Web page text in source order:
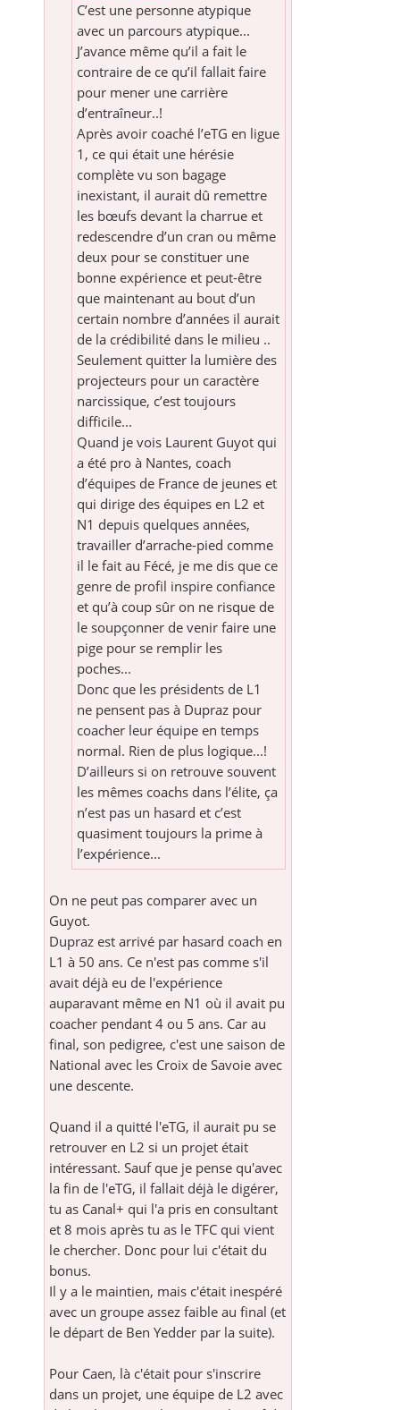
C’est une personne atypique
avec un parcours atypique...
J’avance même qu’il a fait le
contraire de ce qu’il fallait faire
pour mener une carrière
d’entraîneur..!
Après avoir coaché l’eTG en ligue
1, ce qui était une hérésie
complète vu son bagage
inexistant, il aurait dû remettre
les bœufs devant la charrue et
redescendre d’un cran ou même
deux pour se constituer une
bonne expérience et peut-être
que maintenant au bout d’un
certain nombre d’années il aurait
de la crédibilité dans le milieu ..
Seulement quitter la lumière des
projecteurs pour un caractère
narcissique, c’est toujours
difficile...
Quand je vois Laurent Guyot qui
a été pro à Nantes, coach
d’équipes de France de jeunes et
qui dirige des équipes en L2 et
N1 depuis quelques années,
travailler d’arrache-pied comme
il le fait au Fécé, je me dis que ce
genre de profil inspire confiance
et qu’à coup sûr on ne risque de
le soupçonner de venir faire une
pige pour se remplir les
poches...
Donc que les présidents de L1
ne pensent pas à Dupraz pour
coacher leur équipe en temps
normal. Rien de plus logique...!
D’ailleurs si on retrouve souvent
les mêmes coachs dans l’élite, ça
n’est pas un hasard et c’est
quasiment toujours la prime à
l’expérience...
On ne peut pas comparer avec un
Guyot.
Dupraz est arrivé par hasard coach en
L1 à 50 ans. Ce n'est pas comme s'il
avait déjà eu de l'expérience
auparavant même en N1 où il avait pu
coacher pendant 4 ou 5 ans. Car au
final, son pedigree, c'est une saison de
National avec les Croix de Savoie avec
une descente.
Quand il a quitté l'eTG, il aurait pu se
retrouver en L2 si un projet était
intéressant. Sauf que je pense qu'avec
la fin de l'eTG, il fallait déjà le digérer,
tu as Canal+ qui l'a pris en consultant
et 8 mois après tu as le TFC qui vient
le chercher. Donc pour lui c'était du
bonus.
Il y a le maintien, mais c'était inespéré
avec un groupe assez faible au final (et
le départ de Ben Yedder par la suite).
Pour Caen, là c'était pour s'inscrire
dans un projet, une équipe de L2 avec